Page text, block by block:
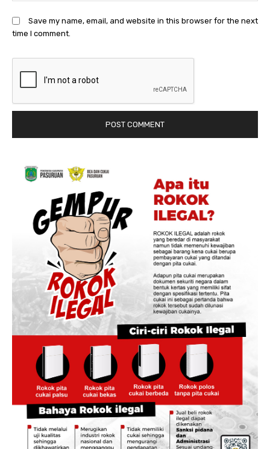
Save my name, email, and website in this browser for the next
time I comment.